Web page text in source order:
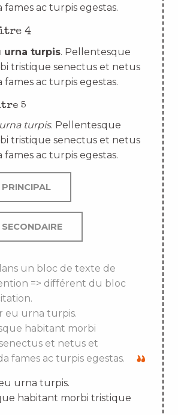
ac turpis egestas.
4
urna turpis. Pellentesque
tristique senectus et netus
ac turpis egestas.
5
turpis. Pellentesque
tristique senectus et netus
ac turpis egestas.
un bloc de texte de
=> différent du bloc
eu urna turpis.
habitant morbi
et netus et
fames ac turpis egestas.
urna turpis.
habitant morbi tristique